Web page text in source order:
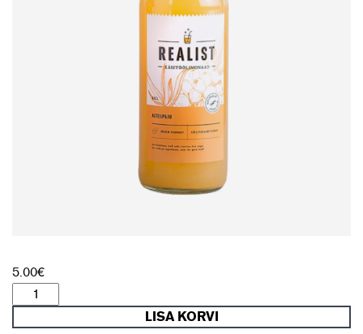
5.00€
Käsitöölimonaad
(astelpaju)
Realist
LISA KORVI